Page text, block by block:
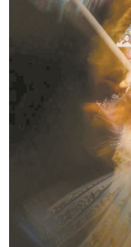
彩票
北京